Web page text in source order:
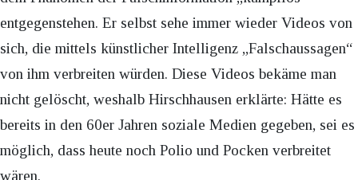
entgegenstehen. Er selbst sehe immer wieder Videos von
sich, die mittels künstlicher Intelligenz „Falschaussagen“
von ihm verbreiten würden. Diese Videos bekäme man
nicht gelöscht, weshalb Hirschhausen erklärte: Hätte es
bereits in den 60er Jahren soziale Medien gegeben, sei es
möglich, dass heute noch Polio und Pocken verbreitet
wären.